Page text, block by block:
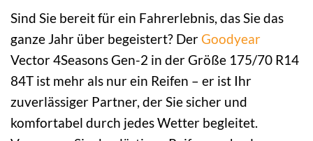
Sind Sie bereit für ein Fahrerlebnis, das Sie das
ganze Jahr über begeistert? Der Goodyear
Vector 4Seasons Gen-2 in der Größe 175/70 R14
84T ist mehr als nur ein Reifen – er ist Ihr
zuverlässiger Partner, der Sie sicher und
komfortabel durch jedes Wetter begleitet.